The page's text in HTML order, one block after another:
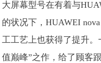
大屏幕型号在有着与
的状况下，HUAWEI
工工艺上也获得了提升
值巅峰”之作，给了顾客